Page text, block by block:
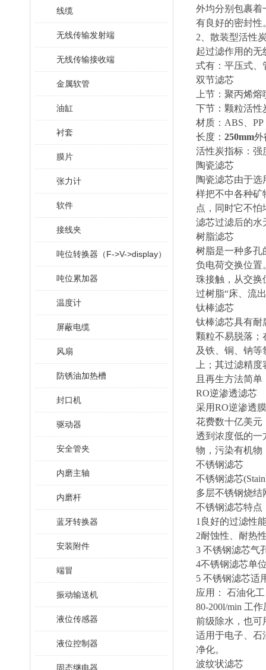
线缆
无线传输发射端
无线传输接收端
金属软管
油缸
衬套
膜片
张力计
软件
接线夹
吨位转换器（F->V->display）
吨位累加器
温度计
屏蔽电缆
风扇
防锈油加热槽
封口机
驱动器
安全管夹
内磨主轴
内磨杆
蓝牙转换器
安装附件
端冒
振动输送机
液位传感器
液位控制器
固态继电器
外均分别包裹着
有良好的密封性
2、散装型活性
起过滤作用的
式有：平压式、
双节滤芯
上节：聚丙烯
下节：颗粒活性
材质：ABS、PP
长度： 250mm外
活性炭指标：强
陶瓷滤芯
陶瓷滤芯由于
样把不中各种矿
点，同时它不
滤芯过滤后的水
树脂滤芯
树脂是一种多孔
负电荷交换位置
珠接触，从交换
过树脂“床、流
钛棒滤芯
钛棒滤芯具有耐
颗粒不易脱落
及铁、铜、钠
上；其过滤精
且再生方法简
RO逆渗透滤芯
采用RO逆渗透
花费数十亿美元
透到浓度低的一
物，污染有机物
不锈钢滤芯
不锈钢滤芯
多层不锈钢烧结
不锈钢滤芯特点
1良好的过滤性
2耐蚀性、耐热
3 不锈钢滤芯气
4不锈钢滤芯单
5 不锈钢滤芯适
应用： 石油化
80-200l/min 工
前级除水，也可
适用于电子、石
净化。
波纹状滤芯